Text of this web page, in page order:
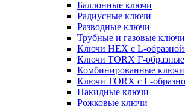
Баллонные ключи
Радиусные ключи
Разводные ключи
Трубные и газовые ключи
Ключи HEX с L-образной
Ключи TORX Г-образные
Комбинированные ключи
Ключи TORX с L-
Накидные ключи
Рожковые ключи